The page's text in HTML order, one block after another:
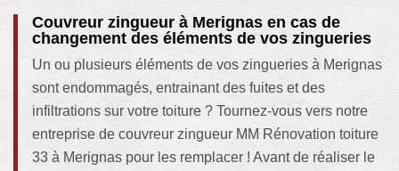
Couvreur zingueur à Merignas en cas de
changement des éléments de vos zingueries
Un ou plusieurs éléments de vos zingueries à Merignas
sont endommagés, entrainant des fuites et des
infiltrations sur votre toiture ? Tournez-vous vers notre
entreprise de couvreur zingueur MM Rénovation toiture
33 à Merignas pour les remplacer ! Avant de réaliser le